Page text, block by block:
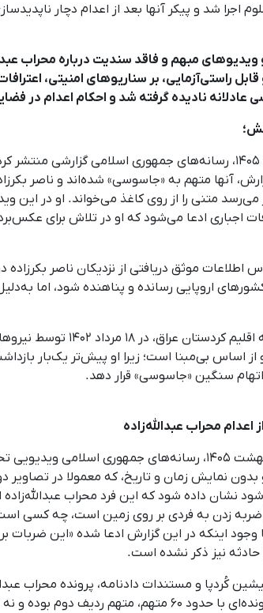
اجرا شد و پیکر آنها بعد از اعدام دچار
و ویدیوهای مبهم و فاقد سندیت درباره محراب
راستی‌آزمایی، بر سناریوهای امنیتی،
نادیده گرفته شد و احکام اعدام در
پس از اعدام ناصر بکرزاده در بامداد ۱۲ اردیبهشت ۱۴۰۵،
آنها متهم به «جاسوسی» شده‌اند و ناصر
متنی را از روی کاغذ می‌خواند. او در این
اجباری ادعا می‌شود که او در تلاش برای
موثق دریافتی از نزدیکان ناصر بکرزاده
اروپایی رسانده و پناهنده شود، اما
این در حالی است که
اساس بی‌مبنا است؛ زیرا او پیش‌تر یک‌بار
سنگین «جاسوسی» قرار دهد.
محراب عبدالله‌زاده
پس از اعدام محراب عبدالله‌زاده در بامداد ۱۲ اردیبهشت
بدون نمایش زمان و تاریخ، که معمولا در
نشان داده شود که این فرد محراب
ضربه زدن به فردی بر روی زمین است، چه
وجود اینکه در این گزارش ادعا شده «این
نیز ذکر نشده است.
و مستندات دادنامه، پرونده محراب
قاضی» همراه بوده است. محراب عبدالله‌زاده در